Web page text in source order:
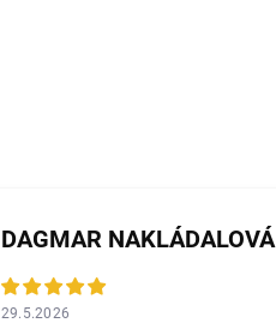
DAGMAR NAKLÁDALOVÁ
29.5.2026